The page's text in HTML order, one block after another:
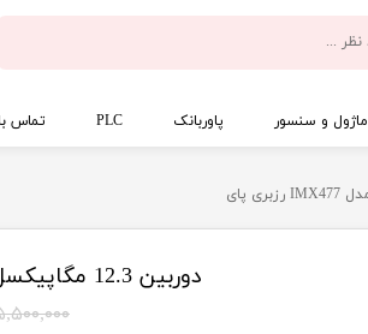
ماژول و سنسور پاوربانک PLC تماس
دوربین 12.3 مگاپیکسل C/CS mount HQ مدل IMX477 رزبری پای
۱۵,۵۰۰,۰۰۰